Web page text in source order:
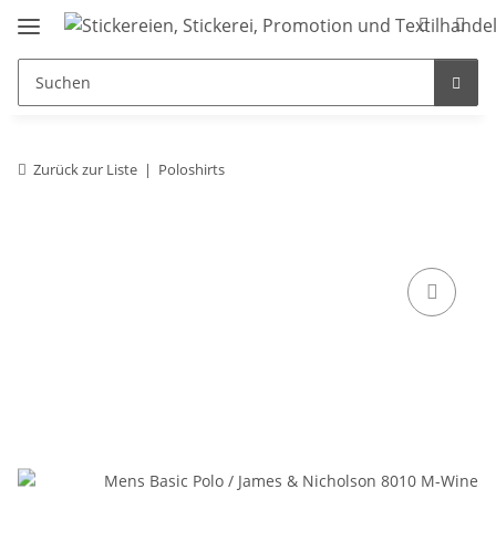
Zurück zur Liste Poloshirts